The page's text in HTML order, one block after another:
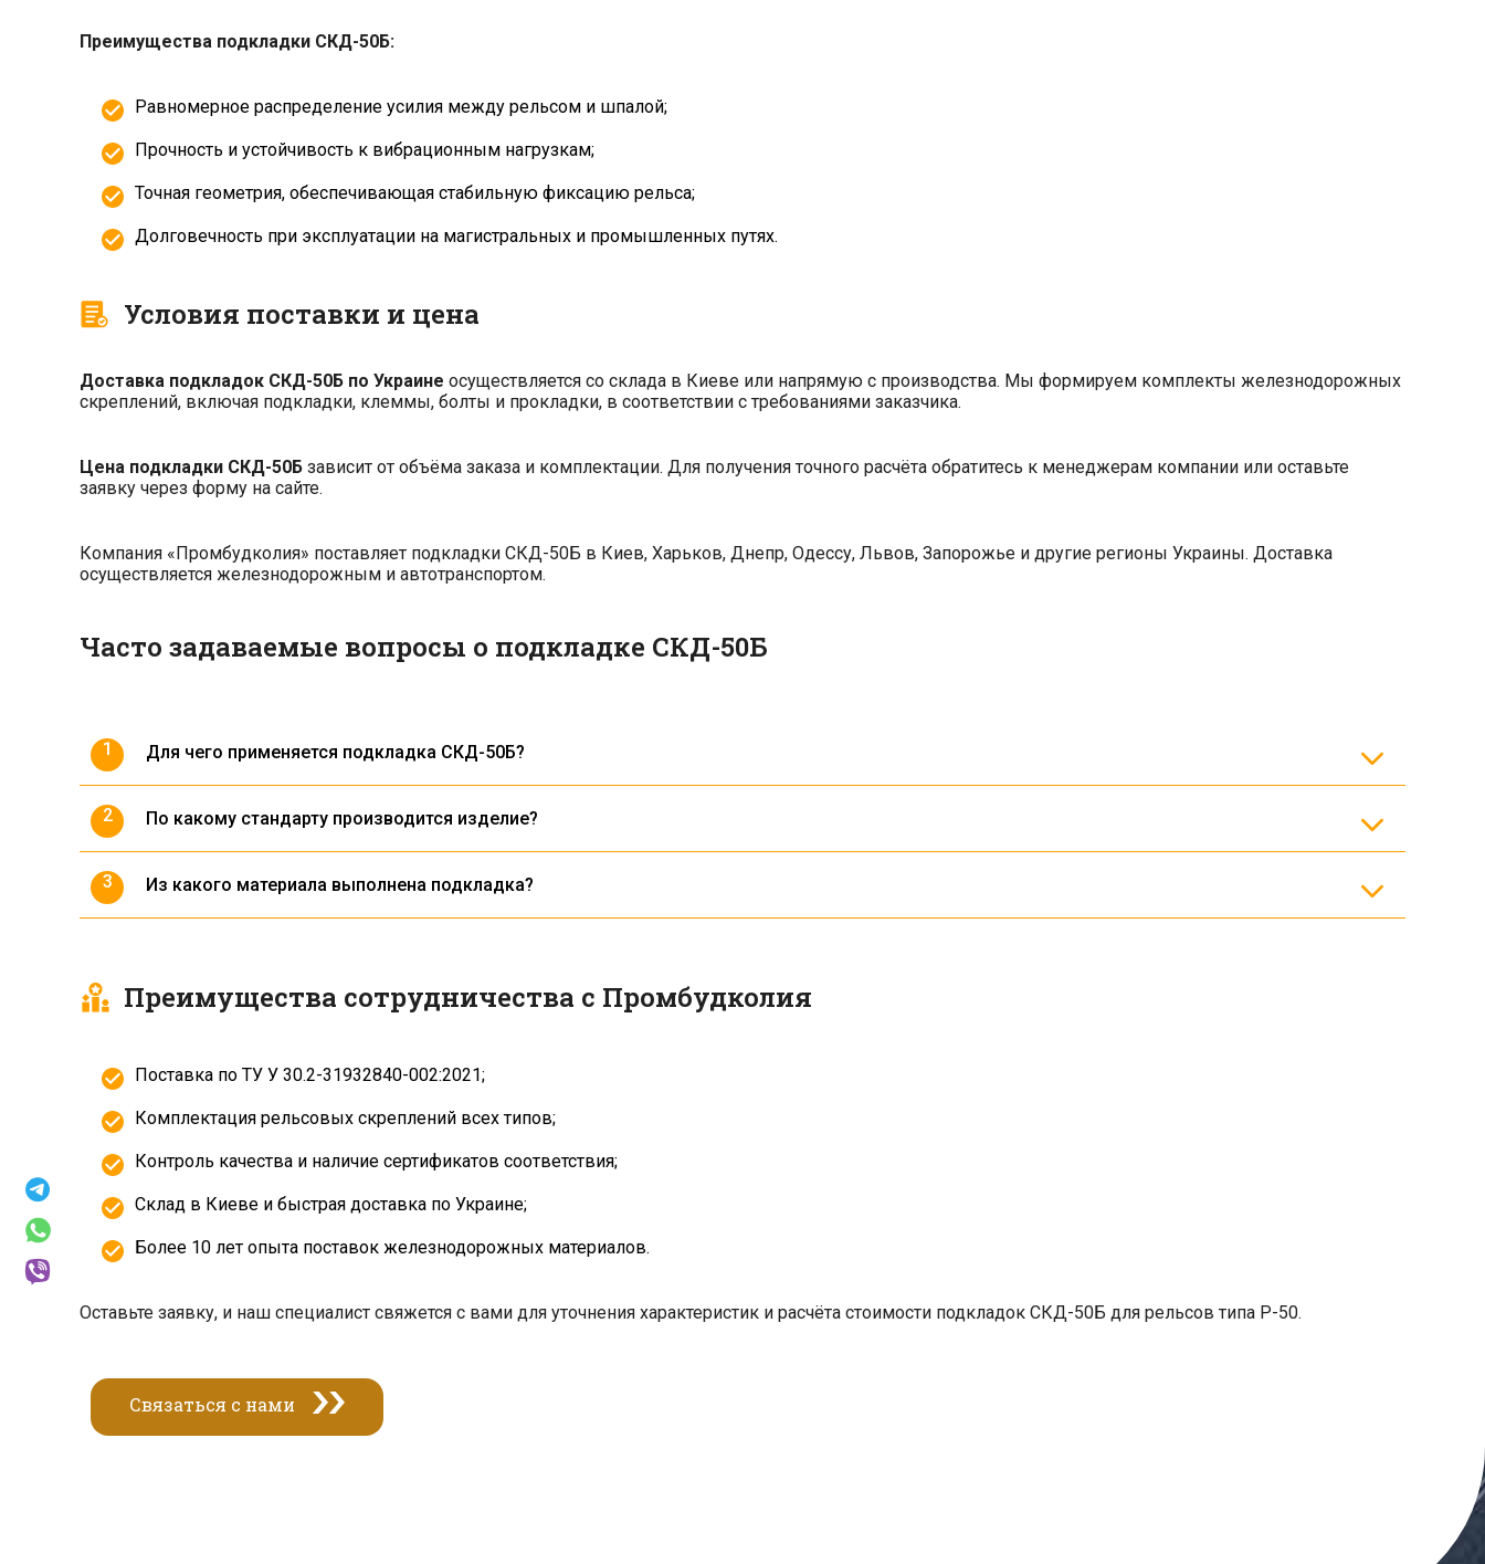
Преимущества подкладки СКД-50Б:
Равномерное распределение усилия между рельсом и шпалой;
Прочность и устойчивость к вибрационным нагрузкам;
Точная геометрия, обеспечивающая стабильную фиксацию рельса;
Долговечность при эксплуатации на магистральных и промышленных путях.
Условия поставки и цена
Доставка подкладок СКД-50Б по Украине осуществляется со склада в Киеве или напрямую с производства. Мы формируем комплекты железнодорожных
скреплений, включая подкладки, клеммы, болты и прокладки, в соответствии с требованиями заказчика.
Цена подкладки СКД-50Б зависит от объёма заказа и комплектации. Для получения точного расчёта обратитесь к менеджерам компании или оставьте
заявку через форму на сайте.
Компания «Промбудколия» поставляет подкладки СКД-50Б в Киев, Харьков, Днепр, Одессу, Львов, Запорожье и другие регионы Украины. Доставка
осуществляется железнодорожным и автотранспортом.
Часто задаваемые вопросы о подкладке СКД-50Б
Для чего применяется подкладка СКД-50Б?
По какому стандарту производится изделие?
Из какого материала выполнена подкладка?
Преимущества сотрудничества с Промбудколия
Поставка по ТУ У 30.2-31932840-002:2021;
Комплектация рельсовых скреплений всех типов;
Контроль качества и наличие сертификатов соответствия;
Склад в Киеве и быстрая доставка по Украине;
Более 10 лет опыта поставок железнодорожных материалов.
Оставьте заявку, и наш специалист свяжется с вами для уточнения характеристик и расчёта стоимости подкладок СКД-50Б для рельсов типа Р-50.
Связаться с нами